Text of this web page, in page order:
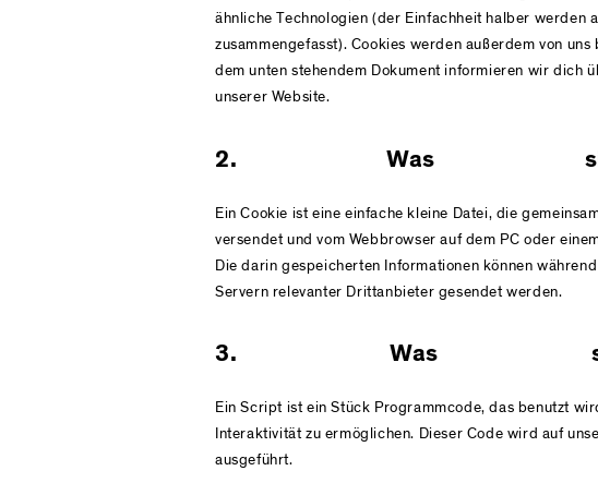
ähnliche Technologien (der Einfachheit halber werden
zusammengefasst). Cookies werden außerdem von
dem unten stehendem Dokument informieren wir dich
unserer Website.
2. Was sind
Ein Cookie ist eine einfache kleine Datei, die
versendet und vom Webbrowser auf dem PC oder
Die darin gespeicherten Informationen können
Servern relevanter Drittanbieter gesendet werden.
3. Was
Ein Script ist ein Stück Programmcode, das benutzt
Interaktivität zu ermöglichen. Dieser Code wird auf
ausgeführt.